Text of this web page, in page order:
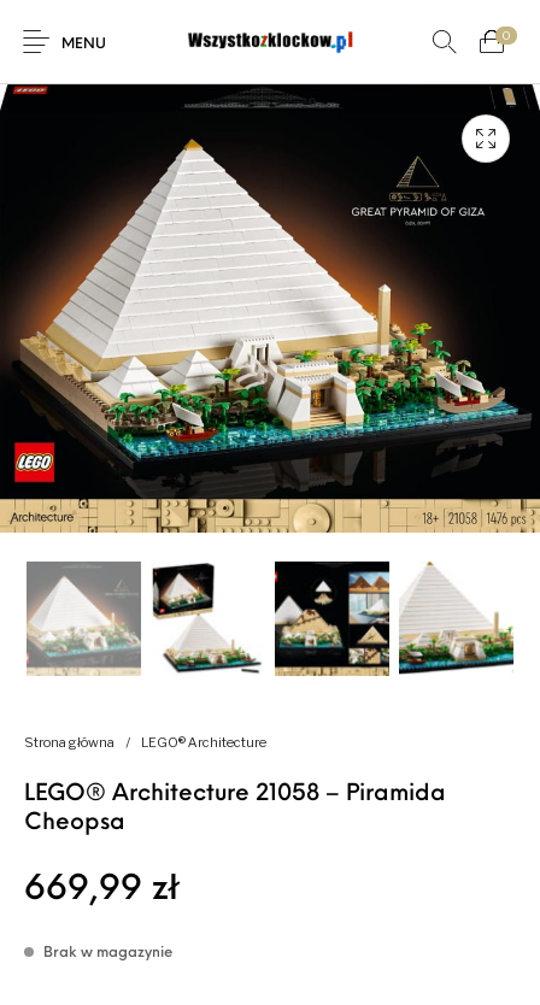
MENU
0
Strona główna / LEGO® Architecture
LEGO® Architecture 21058 – Piramida
Cheopsa
669,99 zł
Brak w magazynie